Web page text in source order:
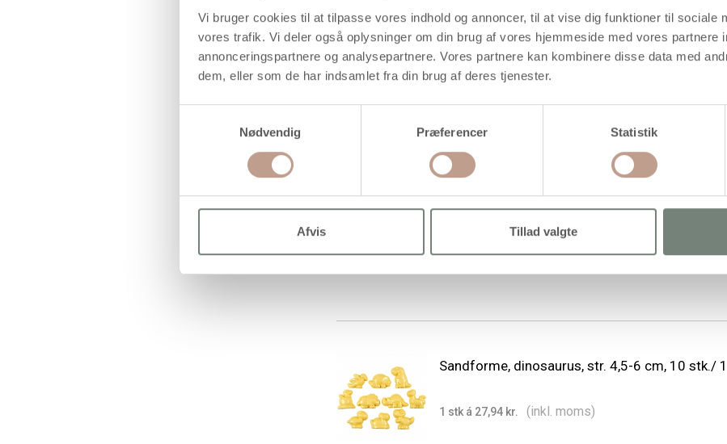
Vi bruger cookies til at tilpasse vores indhold og annoncer, til at vise dig funktioner til sociale
vores trafik. Vi deler også oplysninger om din brug af vores hjemmeside med vores partnere
annonceringspartnere og analysepartnere. Vores partnere kan kombinere disse data med
dem, eller som de har indsamlet fra din brug af deres tjenester.
Nødvendig
Præferencer Statistik
Afvis Tillad valgte
Sandy Clay ®, ridderborg, natur, 1 sæt
1 stk á 380,00 kr. (inkl. moms)
Sandforme, dyr, str. 4-7 cm, 10 stk./ 1 pk.
1 stk á 27,94 kr. (inkl. moms)
Sandforme, dinosaurus, str. 4,5-6 cm, 10 stk./
1 stk á 27,94 kr. (inkl. moms)